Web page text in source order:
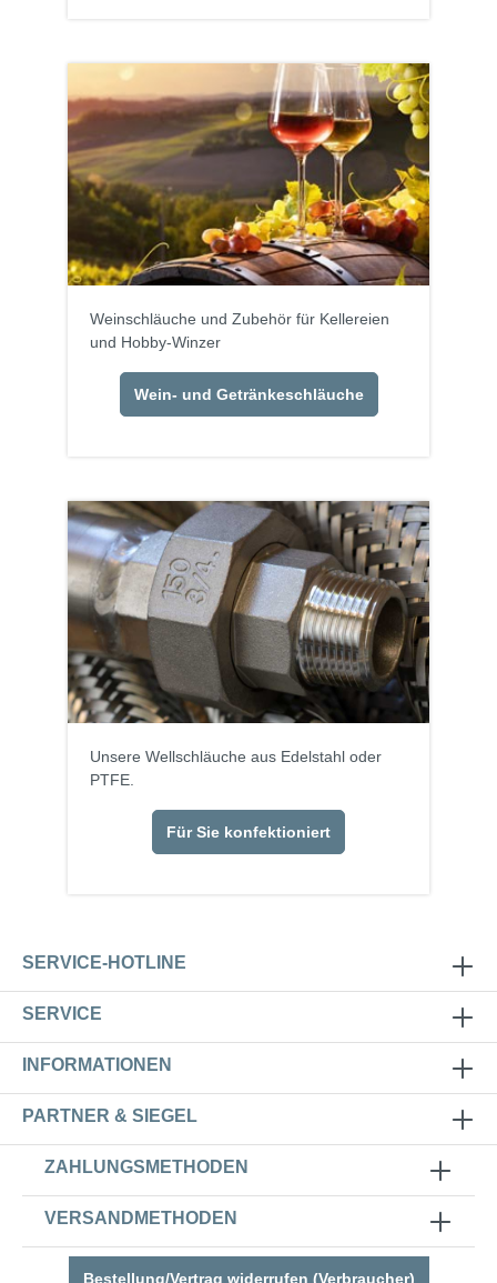
Weinschläuche und Zubehör für Kellereien
und Hobby-Winzer
Wein- und Getränkeschläuche
Unsere Wellschläuche aus Edelstahl oder
PTFE.
Für Sie konfektioniert
SERVICE-HOTLINE
SERVICE
INFORMATIONEN
PARTNER & SIEGEL
ZAHLUNGSMETHODEN
VERSANDMETHODEN
Bestellung/Vertrag widerrufen (Verbraucher)